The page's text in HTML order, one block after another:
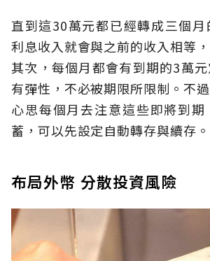
直到這30萬元都已經轉成三個
利息收入就會與之前的收入相等
其次，每個月都會有到期的3萬
有彈性，不必被期限所限制。不
心思每個月去注意這些即將到
蓄，可以先設定自動轉存與續存。
布局外幣 分散投資風險